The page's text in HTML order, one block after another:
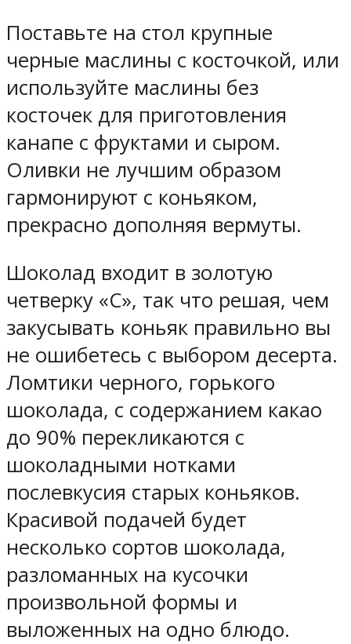
Поставьте на стол крупные
черные маслины с косточкой, или
используйте маслины без
косточек для приготовления
канапе с фруктами и сыром.
Оливки не лучшим образом
гармонируют с коньяком,
прекрасно дополняя вермуты.
Шоколад входит в золотую
четверку «С», так что решая, чем
закусывать коньяк правильно вы
не ошибетесь с выбором десерта.
Ломтики черного, горького
шоколада, с содержанием какао
до 90% перекликаются с
шоколадными нотками
послевкусия старых коньяков.
Красивой подачей будет
несколько сортов шоколада,
разломанных на кусочки
произвольной формы и
выложенных на одно блюдо.